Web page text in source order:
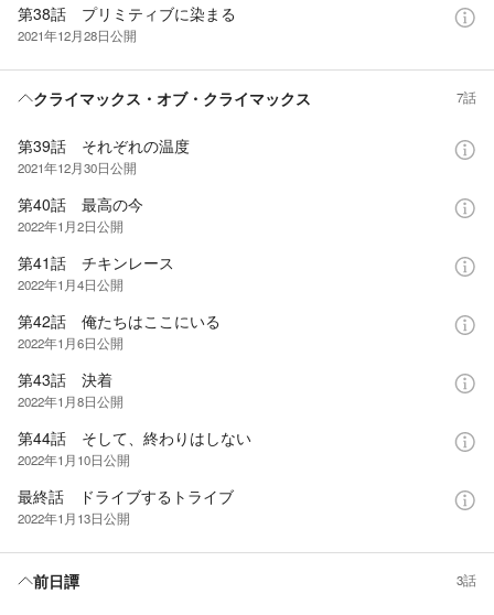
第38話 プリミティブに染まる
2021年12月28日公開
クライマックス・オブ・クライマックス 7話
第39話 それぞれの温度
2021年12月30日公開
第40話 最高の今
2022年1月2日公開
第41話 チキンレース
2022年1月4日公開
第42話 俺たちはここにいる
2022年1月6日公開
第43話 決着
2022年1月8日公開
第44話 そして、終わりはしない
2022年1月10日公開
最終話 ドライブするトライブ
2022年1月13日公開
前日譚 3話